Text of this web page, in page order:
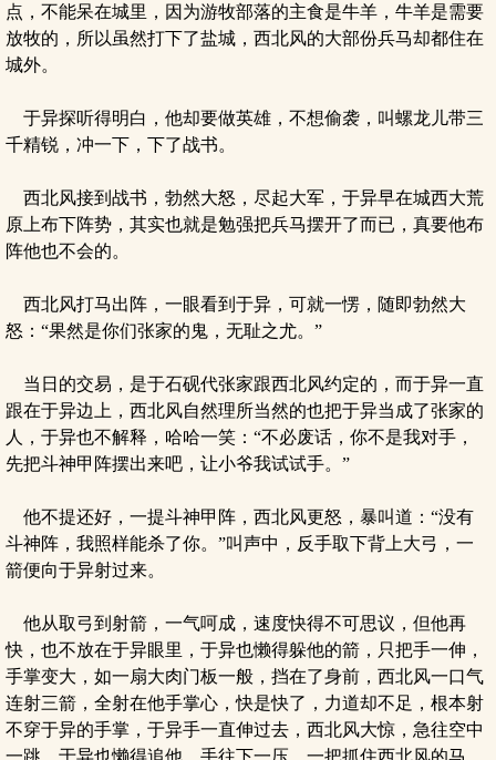
点，不能呆在城里，因为游牧部落的主食是牛羊，牛羊是需要
放牧的，所以虽然打下了盐城，西北风的大部份兵马却都住在
城外。
于异探听得明白，他却要做英雄，不想偷袭，叫螺龙儿带三
千精锐，冲一下，下了战书。
西北风接到战书，勃然大怒，尽起大军，于异早在城西大荒
原上布下阵势，其实也就是勉强把兵马摆开了而已，真要他布
阵他也不会的。
西北风打马出阵，一眼看到于异，可就一愣，随即勃然大
怒：“果然是你们张家的鬼，无耻之尤。”
当日的交易，是于石砚代张家跟西北风约定的，而于异一直
跟在于异边上，西北风自然理所当然的也把于异当成了张家的
人，于异也不解释，哈哈一笑：“不必废话，你不是我对手，
先把斗神甲阵摆出来吧，让小爷我试试手。”
他不提还好，一提斗神甲阵，西北风更怒，暴叫道：“没有
斗神阵，我照样能杀了你。”叫声中，反手取下背上大弓，一
箭便向于异射过来。
他从取弓到射箭，一气呵成，速度快得不可思议，但他再
快，也不放在于异眼里，于异也懒得躲他的箭，只把手一伸，
手掌变大，如一扇大肉门板一般，挡在了身前，西北风一口气
连射三箭，全射在他手掌心，快是快了，力道却不足，根本射
不穿于异的手掌，于异手一直伸过去，西北风大惊，急往空中
一跳，于异也懒得追他，手往下一压，一把抓住西北风的马，